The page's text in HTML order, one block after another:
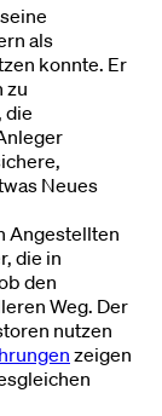
als
konnte. Er
zu
die
Neues
Angestellten
die in
den
Weg. Der
nutzen
zeigen